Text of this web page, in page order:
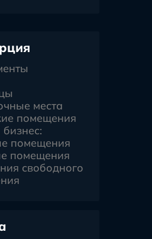
места
помещения
помещения
помещения
свободного